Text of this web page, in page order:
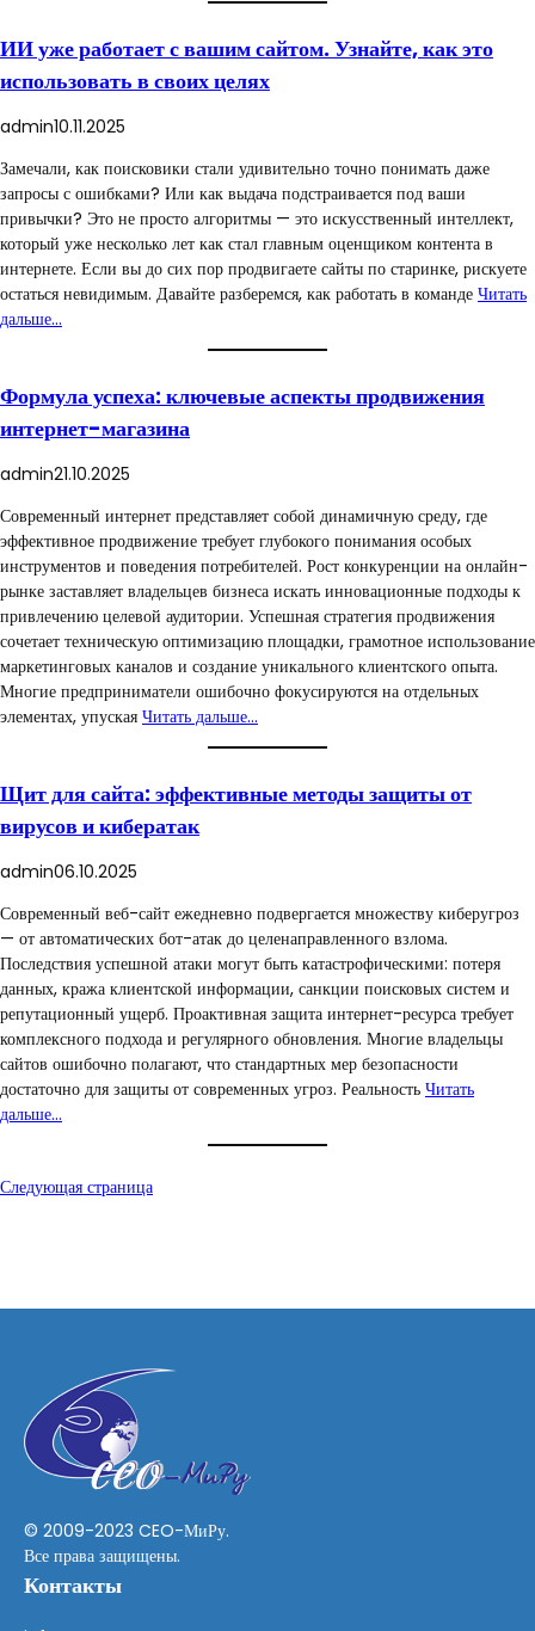
ИИ уже работает с вашим сайтом. Узнайте, как это
использовать в своих целях
admin10.11.2025
Замечали, как поисковики стали удивительно точно понимать даже
запросы с ошибками? Или как выдача подстраивается под ваши
привычки? Это не просто алгоритмы — это искусственный интеллект,
который уже несколько лет как стал главным оценщиком контента в
интернете. Если вы до сих пор продвигаете сайты по старинке, рискуете
остаться невидимым. Давайте разберемся, как работать в команде Читать
дальше…
Формула успеха: ключевые аспекты продвижения
интернет-магазина
admin21.10.2025
Современный интернет представляет собой динамичную среду, где
эффективное продвижение требует глубокого понимания особых
инструментов и поведения потребителей. Рост конкуренции на онлайн-
рынке заставляет владельцев бизнеса искать инновационные подходы к
привлечению целевой аудитории. Успешная стратегия продвижения
сочетает техническую оптимизацию площадки, грамотное использование
маркетинговых каналов и создание уникального клиентского опыта.
Многие предприниматели ошибочно фокусируются на отдельных
элементах, упуская Читать дальше…
Щит для сайта: эффективные методы защиты от
вирусов и кибератак
admin06.10.2025
Современный веб-сайт ежедневно подвергается множеству киберугроз
— от автоматических бот-атак до целенаправленного взлома.
Последствия успешной атаки могут быть катастрофическими: потеря
данных, кража клиентской информации, санкции поисковых систем и
репутационный ущерб. Проактивная защита интернет-ресурса требует
комплексного подхода и регулярного обновления. Многие владельцы
сайтов ошибочно полагают, что стандартных мер безопасности
достаточно для защиты от современных угроз. Реальность Читать
дальше…
Следующая страница
© 2009-2023 CEO-МиРу.
Все права защищены.
Контакты